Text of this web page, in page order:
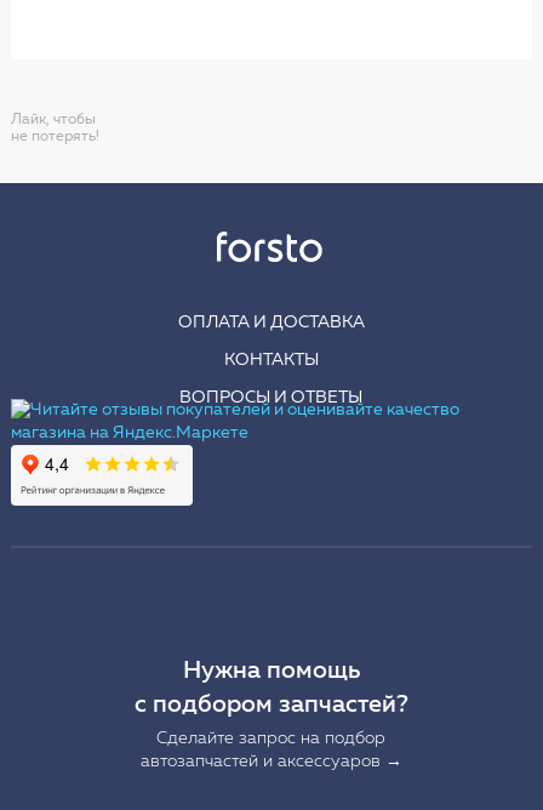
Лайк, чтобы
не потерять!
ОПЛАТА И ДОСТАВКА
КОНТАКТЫ
ВОПРОСЫ И ОТВЕТЫ
Нужна помощь
с подбором запчастей?
Сделайте запрос на подбор
автозапчастей и аксессуаров →